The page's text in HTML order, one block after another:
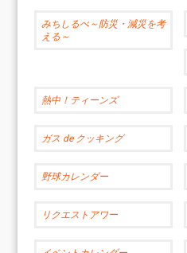
みちしるべ～防災・減災を考
える～
熱中！ティーンズ
ガス de クッキング
野球カレンダー
リクエストアワー